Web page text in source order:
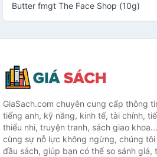
Butter fmgt The Face Shop (10g)
GiaSach.com chuyên cung cấp thông
tiếng anh, kỹ năng, kinh tế, tài chính,
thiếu nhi, truyện tranh, sách giao
cùng sự nỗ lực không ngừng, chúng
đầu sách, giúp bạn có thể so sánh giá,